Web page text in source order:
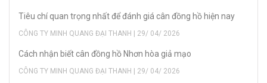
Tiêu chí quan trọng nhất để đánh giá cân đồng hồ hiện nay
CÔNG TY MINH QUANG ĐẠI THANH | 29/ 04/ 2026
Cách nhận biết cân đồng hồ Nhơn hòa giả mạo
CÔNG TY MINH QUANG ĐẠI THANH | 29/ 04/ 2026